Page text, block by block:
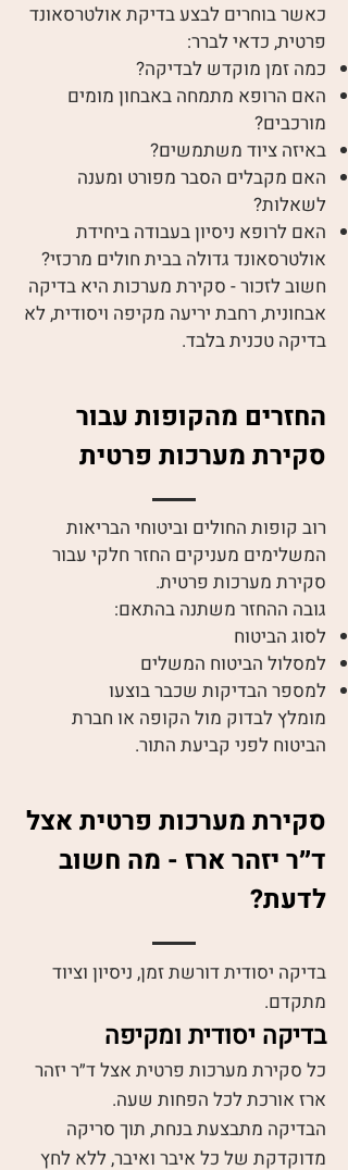
כאשר בוחרים לבצע בדיקת אולטרסאונד
פרטית, כדאי לברר:
כמה זמן מוקדש לבדיקה?
האם הרופא מתמחה באבחון מומים
מורכבים?
באיזה ציוד משתמשים?
האם מקבלים הסבר מפורט ומענה
לשאלות?
האם לרופא ניסיון בעבודה ביחידת
אולטרסאונד גדולה בבית חולים מרכזי?
חשוב לזכור - סקירת מערכות היא בדיקה
אבחונית, רחבת יריעה מקיפה ויסודית, לא
בדיקה טכנית בלבד.
החזרים מהקופות עבור
סקירת מערכות פרטית
רוב קופות החולים וביטוחי הבריאות
המשלימים מעניקים החזר חלקי עבור
סקירת מערכות פרטית.
גובה ההחזר משתנה בהתאם:
לסוג הביטוח
למסלול הביטוח המשלים
למספר הבדיקות שכבר בוצעו
מומלץ לבדוק מול הקופה או חברת
הביטוח לפני קביעת התור.
סקירת מערכות פרטית אצל
ד״ר יזהר ארז - מה חשוב
לדעת?
בדיקה יסודית דורשת זמן, ניסיון וציוד
מתקדם.
בדיקה יסודית ומקיפה
כל סקירת מערכות פרטית אצל ד״ר יזהר
ארז אורכת לכל הפחות שעה.
הבדיקה מתבצעת בנחת, תוך סריקה
מדוקדקת של כל איבר ואיבר, ללא לחץ